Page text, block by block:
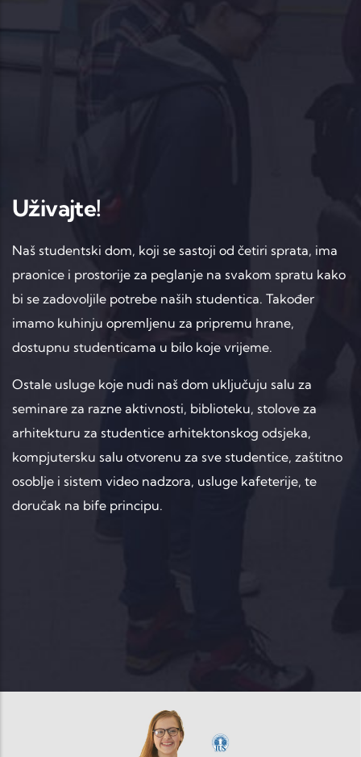
Uživajte!
Naš studentski dom, koji se sastoji od četiri sprata, ima
praonice i prostorije za peglanje na svakom spratu kako
bi se zadovoljile potrebe naših studentica. Također
imamo kuhinju opremljenu za pripremu hrane,
dostupnu studenticama u bilo koje vrijeme.
Ostale usluge koje nudi naš dom uključuju salu za
seminare za razne aktivnosti, biblioteku, stolove za
arhitekturu za studentice arhitektonskog odsjeka,
kompjutersku salu otvorenu za sve studentice, zaštitno
osoblje i sistem video nadzora, usluge kafeterije, te
doručak na bife principu.